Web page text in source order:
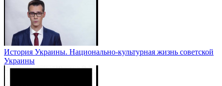
История Украины. Национально-культурная жизнь советской
Украины